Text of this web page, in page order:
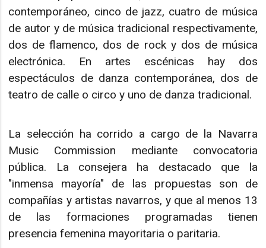
contemporáneo, cinco de jazz, cuatro de música
de autor y de música tradicional respectivamente,
dos de flamenco, dos de rock y dos de música
electrónica. En artes escénicas hay dos
espectáculos de danza contemporánea, dos de
teatro de calle o circo y uno de danza tradicional.
La selección ha corrido a cargo de la Navarra
Music Commission mediante convocatoria
pública. La consejera ha destacado que la
"inmensa mayoría" de las propuestas son de
compañías y artistas navarros, y que al menos 13
de las formaciones programadas tienen
presencia femenina mayoritaria o paritaria.